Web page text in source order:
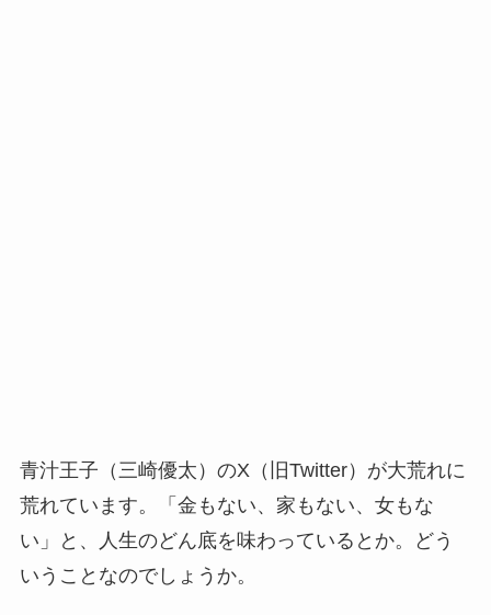
青汁王子（三崎優太）のX（旧Twitter）が大荒れに
荒れています。「金もない、家もない、女もな
い」と、人生のどん底を味わっているとか。どう
いうことなのでしょうか。